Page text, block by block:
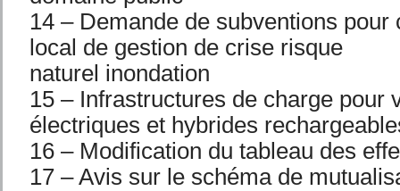
14 – Demande de subventions pour
local de gestion de crise risque
naturel inondation
15 – Infrastructures de charge pour
électriques et hybrides
16 – Modification du tableau des
17 – Avis sur le schéma de